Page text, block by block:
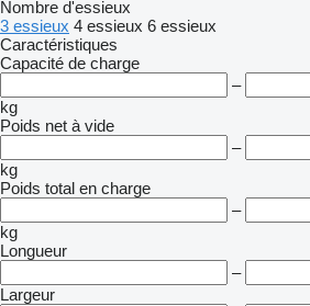
Nombre d'essieux
3 essieux 4 essieux 6 essieux
Caractéristiques
Capacité de charge
–
kg
Poids net à vide
–
kg
Poids total en charge
–
kg
Longueur
–
Largeur